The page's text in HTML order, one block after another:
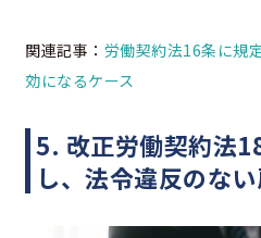
関連記事： 労働契約法16条に規
効になるケース
5. 改正労働契約法
し、法令違反のな